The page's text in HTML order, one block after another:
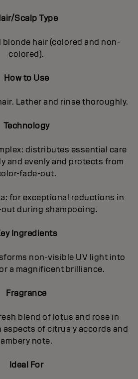
Scalp Type
blonde hair (colored and non-
colored).
How to Use
Lather and rinse thoroughly.
Technology
distributes essential care
and evenly and protects from
fade-out.
for exceptional reductions in
during shampooing.
Ingredients
non-visible UV light into
a magnificent brilliance.
Fragrance
blend of lotus and rose in
aspects of citrus y accords and
ambery note.
Ideal For